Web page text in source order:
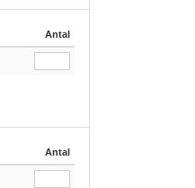
Antal
Antal